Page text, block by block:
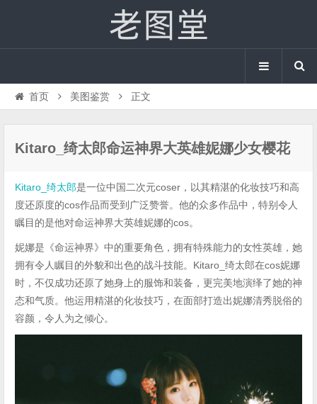
首页 美图鉴赏 正文
Kitaro_绮太郎命运神界大英雄妮娜少女樱花
Kitaro_绮太郎是一位中国二次元coser，以其精湛的化妆技巧和高
度还原度的cos作品而受到广泛赞誉。他的众多作品中，特别令人
瞩目的是他对命运神界大英雄妮娜的cos。
妮娜是《命运神界》中的重要角色，拥有特殊能力的女性英雄，她
拥有令人瞩目的外貌和出色的战斗技能。Kitaro_绮太郎在cos妮娜
时，不仅成功还原了她身上的服饰和装备，更完美地演绎了她的神
态和气质。他运用精湛的化妆技巧，在面部打造出妮娜清秀脱俗的
容颜，令人为之倾心。